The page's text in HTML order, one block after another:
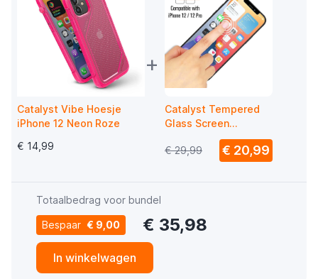
Catalyst Vibe Hoesje
iPhone 12 Neon Roze
€ 14,99
+
Catalyst Tempered
Glass Screen
Protector iPhone 12 /
iPhone 12 Pro
€ 29,99 € 20,99
Totaalbedrag voor bundel
Bespaar € 9,00 € 35,98
In winkelwagen